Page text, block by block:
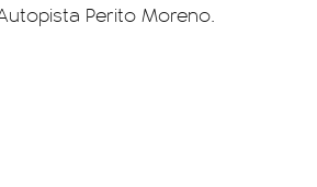
Perito Moreno.